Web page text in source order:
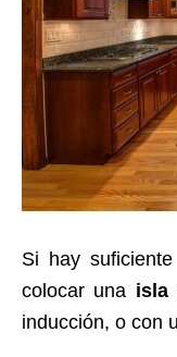
Si hay
colocar una isla
inducción, o con